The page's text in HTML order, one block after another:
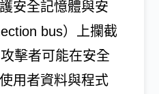
安全記憶體與安
bus）上攔截
擊者可能在安全
用者資料與程式